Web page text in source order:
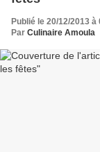
Publié le 20/12/2013 à
Par Culinaire Amoula